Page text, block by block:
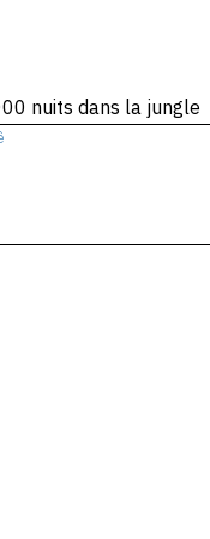
nuits dans la jungle